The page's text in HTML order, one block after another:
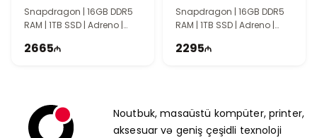
90NB14Q2-M005E0
Snapdragon | 16GB DDR5
RAM | 1TB SSD | Adreno |
2665
90NB14Q2-M005F0
Snapdragon | 16GB DDR5
RAM | 1TB SSD | Adreno |
2295
Noutbuk, masaüstü kompüter, printer,
aksesuar və geniş çeşidli texnoloji